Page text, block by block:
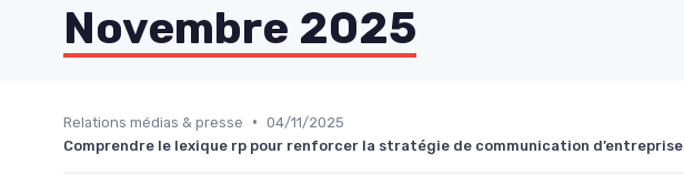
Novembre 2025
Relations médias & presse • 04/11/2025
Comprendre le lexique rp pour renforcer la stratégie de communication d’entreprise